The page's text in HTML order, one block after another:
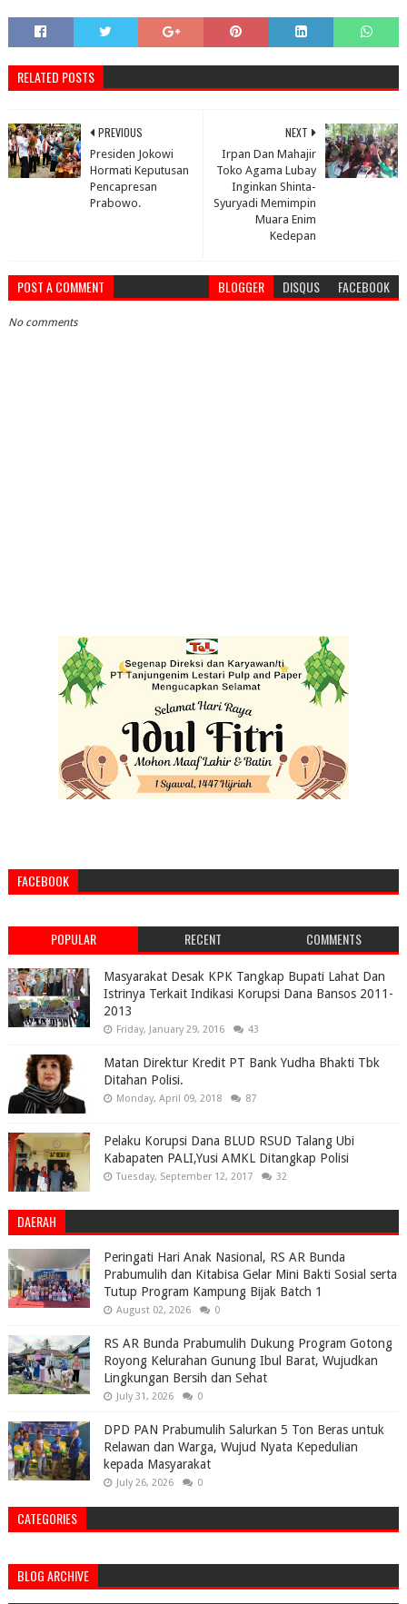
RELATED POSTS
NEXT
Irpan Dan Mahajir
Toko Agama Lubay
Inginkan Shinta-
Syuryadi Memimpin
Muara Enim
Kedepan
PREVIOUS
Presiden Jokowi
Hormati Keputusan
Pencapresan
Prabowo.
POST A COMMENT BLOGGER DISQUS FACEBOOK
No comments
FACEBOOK
POPULAR RECENT COMMENTS
Masyarakat Desak KPK Tangkap Bupati Lahat Dan
Istrinya Terkait Indikasi Korupsi Dana Bansos 2011-
2013
Friday, January 29, 2016 43
Matan Direktur Kredit PT Bank Yudha Bhakti Tbk
Ditahan Polisi.
Monday, April 09, 2018 87
Pelaku Korupsi Dana BLUD RSUD Talang Ubi
Kabapaten PALI,Yusi AMKL Ditangkap Polisi
Tuesday, September 12, 2017 32
DAERAH
Peringati Hari Anak Nasional, RS AR Bunda
Prabumulih dan Kitabisa Gelar Mini Bakti Sosial serta
Tutup Program Kampung Bijak Batch 1
August 02, 2026 0
RS AR Bunda Prabumulih Dukung Program Gotong
Royong Kelurahan Gunung Ibul Barat, Wujudkan
Lingkungan Bersih dan Sehat
July 31, 2026 0
DPD PAN Prabumulih Salurkan 5 Ton Beras untuk
Relawan dan Warga, Wujud Nyata Kepedulian
kepada Masyarakat
July 26, 2026 0
CATEGORIES
BLOG ARCHIVE